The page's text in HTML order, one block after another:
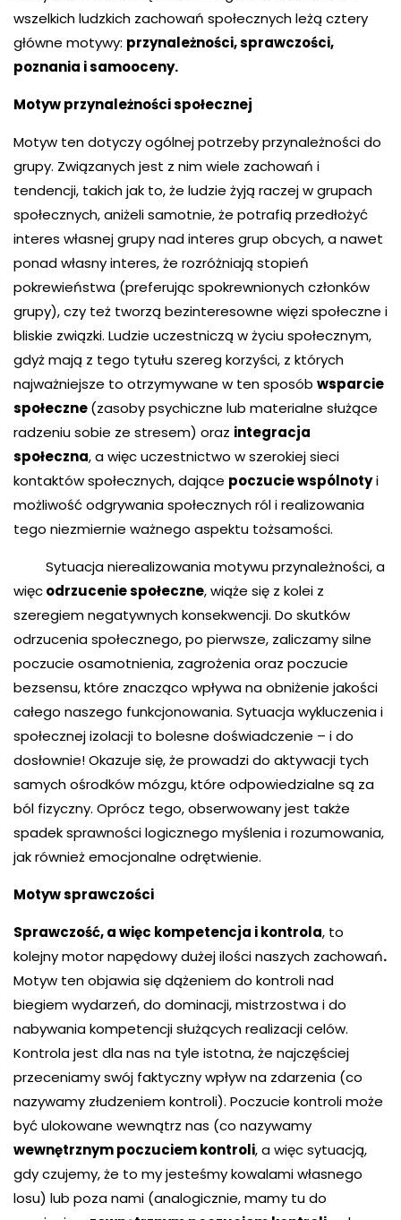
wszelkich ludzkich zachowań społecznych leżą cztery
główne motywy: przynależności, sprawczości,
poznania i samooceny.
Motyw przynależności społecznej
Motyw ten dotyczy ogólnej potrzeby przynależności do
grupy. Związanych jest z nim wiele zachowań i
tendencji, takich jak to, że ludzie żyją raczej w grupach
społecznych, aniżeli samotnie, że potrafią przedłożyć
interes własnej grupy nad interes grup obcych, a nawet
ponad własny interes, że rozróżniają stopień
pokrewieństwa (preferując spokrewnionych członków
grupy), czy też tworzą bezinteresowne więzi społeczne i
bliskie związki. Ludzie uczestniczą w życiu społecznym,
gdyż mają z tego tytułu szereg korzyści, z których
najważniejsze to otrzymywane w ten sposób wsparcie
społeczne(zasoby psychiczne lub materialne służące
radzeniu sobie ze stresem) oraz integracja
społeczna, a więc uczestnictwo w szerokiej sieci
kontaktów społecznych, dające poczucie wspólnotyi
możliwość odgrywania społecznych ról i realizowania
tego niezmiernie ważnego aspektu tożsamości.
Sytuacja nierealizowania motywu przynależności, a
więcodrzucenie społeczne, wiąże się z kolei z
szeregiem negatywnych konsekwencji. Do skutków
odrzucenia społecznego, po pierwsze, zaliczamy silne
poczucie osamotnienia, zagrożenia oraz poczucie
bezsensu, które znacząco wpływa na obniżenie jakości
całego naszego funkcjonowania. Sytuacja wykluczenia i
społecznej izolacji to bolesne doświadczenie – i do
dosłownie! Okazuje się, że prowadzi do aktywacji tych
samych ośrodków mózgu, które odpowiedzialne są za
ból fizyczny. Oprócz tego, obserwowany jest także
spadek sprawności logicznego myślenia i rozumowania,
jak również emocjonalne odrętwienie.
Motyw sprawczości
Sprawczość, a więc kompetencja i kontrola, to
kolejny motor napędowy dużej ilości naszych zachowań.
Motyw ten objawia się dążeniem do kontroli nad
biegiem wydarzeń, do dominacji, mistrzostwa i do
nabywania kompetencji służących realizacji celów.
Kontrola jest dla nas na tyle istotna, że najczęściej
przeceniamy swój faktyczny wpływ na zdarzenia (co
nazywamy złudzeniem kontroli). Poczucie kontroli może
być ulokowane wewnątrz nas (co nazywamy
wewnętrznym poczuciem kontroli, a więc sytuacją,
gdy czujemy, że to my jesteśmy kowalami własnego
losu) lub poza nami (analogicznie, mamy tu do